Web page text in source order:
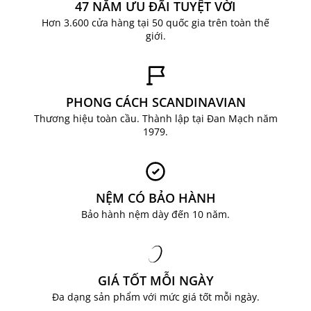
dụng, vừa mang lại điểm nhấn độc đáo cho căn
phòng.
Bàn cafe LEJRE là sản phẩm của JYSK – thương
phong cách Bắc Âu đến từ Đan Mạch. Ngoài ra
tại JYSK bạn có thể dễ dàng tìm thấy nhiều sản
phẩm với đa dạng chủng loại, chất liệu, mẫu mã
cho bạn lựa chọn. Với hệ thống chuỗi cửa hàng
47 NĂM ƯU ĐÃI TUYỆT VỜI
Hơn 3.600 cửa hàng tại 50 quốc gia trên toàn thế
giới.
PHONG CÁCH SCANDINAVIAN
Thương hiệu toàn cầu. Thành lập tại Đan Mạch năm
1979.
NỆM CÓ BẢO HÀNH
Bảo hành nệm dày đến 10 năm.
GIÁ TỐT MỖI NGÀY
Đa dạng sản phẩm với mức giá tốt mỗi ngày.